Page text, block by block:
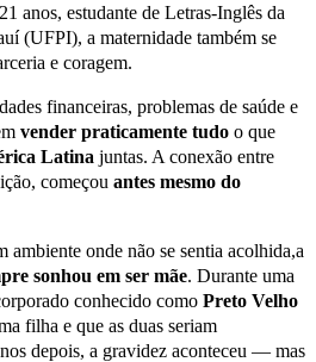
anos, estudante de Letras-Inglês da
(UFPI), a maternidade também se
e coragem.
financeiras, problemas de saúde e
vender praticamente tudo o que
Latina juntas. A conexão entre
começou antes mesmo do
ambiente onde não se sentia acolhida,a
sonhou em ser mãe. Durante uma
conhecido como Preto Velho
filha e que as duas seriam
depois, a gravidez aconteceu — mas